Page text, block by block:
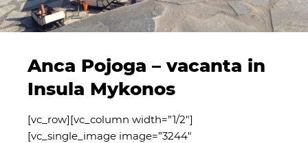
Anca Pojoga – vacanta in
Insula Mykonos
[vc_row][vc_column width=”1/2″]
[vc_single_image image=”3244″